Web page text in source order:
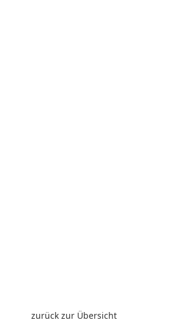
zurück zur Übersicht